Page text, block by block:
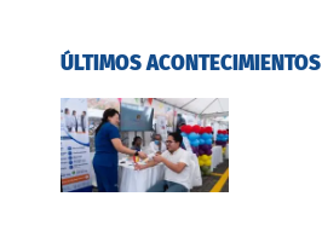
ÚLTIMOS ACONTECIMIENTOS